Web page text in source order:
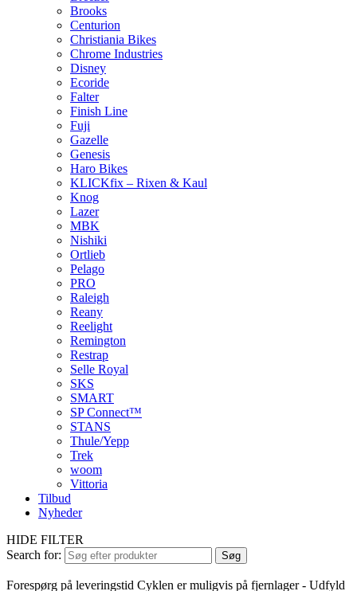
Brooks
Centurion
Christiania Bikes
Chrome Industries
Disney
Ecoride
Falter
Finish Line
Fuji
Gazelle
Genesis
Haro Bikes
KLICKfix – Rixen & Kaul
Knog
Lazer
MBK
Nishiki
Ortlieb
Pelago
PRO
Raleigh
Reany
Reelight
Remington
Restrap
Selle Royal
SKS
SMART
SP Connect™
STANS
Thule/Yepp
Trek
woom
Vittoria
Tilbud
Nyheder
HIDE FILTER
Search for:
Søg
Forespørg på leveringstid Cyklen er muligvis på fjernlager - Udfyld